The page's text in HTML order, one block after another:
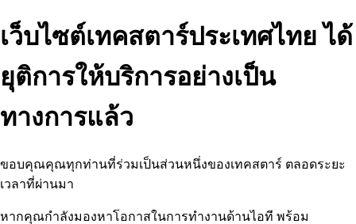
เว็บไซต์เทคสตาร์ประเทศไทย ได้
ยุติการให้บริการอย่างเป็น
ทางการแล้ว
ขอบคุณคุณทุกท่านที่ร่วมเป็นส่วนหนึ่งของเทคสตาร์ ตลอดระยะ
เวลาที่ผ่านมา
หากคุณกำลังมองหาโอกาสในการทำงานด้านไอที พร้อม